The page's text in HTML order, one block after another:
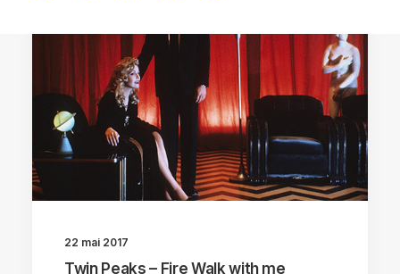
22 mai 2017
Twin Peaks – Fire Walk with me